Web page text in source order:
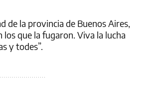
de la provincia de Buenos Aires,
que la fugaron. Viva la lucha
y todes”.